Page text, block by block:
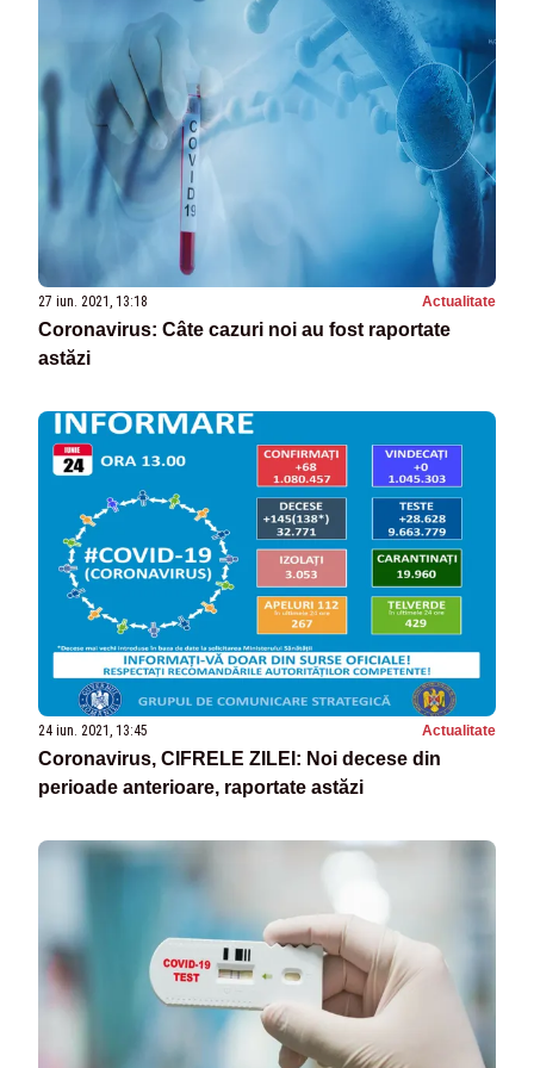
27 iun. 2021, 13:18 Actualitate
Coronavirus: Câte cazuri noi au fost raportate
astăzi
24 iun. 2021, 13:45 Actualitate
Coronavirus, CIFRELE ZILEI: Noi decese din
perioade anterioare, raportate astăzi